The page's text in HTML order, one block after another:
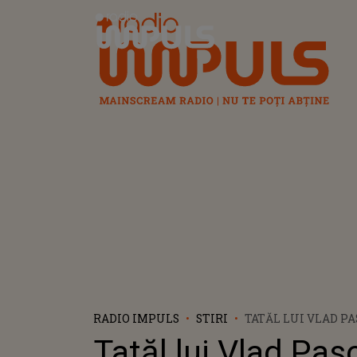
Radio Impuls
RADIO IMPULS STIRI
TATĂL LUI VLAD
SURPRINS ÎN